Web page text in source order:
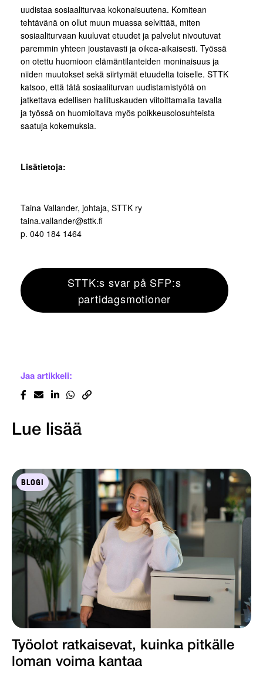
uudistaa sosiaaliturvaa kokonaisuutena. Komitean
tehtävänä on ollut muun muassa selvittää, miten
sosiaaliturvaan kuuluvat etuudet ja palvelut nivoutuvat
paremmin yhteen joustavasti ja oikea-aikaisesti. Työssä
on otettu huomioon elämäntilanteiden moninaisuus ja
niiden muutokset sekä siirtymät etuudelta toiselle. STTK
katsoo, että tätä sosiaaliturvan uudistamistyötä on
jatkettava edellisen hallituskauden viitoittamalla tavalla
ja työssä on huomioitava myös poikkeusolosuhteista
saatuja kokemuksia.
Lisätietoja:
Taina Vallander, johtaja, STTK ry
taina.vallander@sttk.fi
p. 040 184 1464
STTK:s svar på SFP:s
partidagsmotioner
Jaa artikkeli:
Lue lisää
BLOGI
Työolot ratkaisevat, kuinka pitkälle
loman voima kantaa